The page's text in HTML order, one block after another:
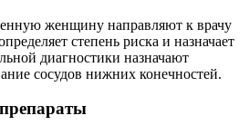
женщину направляют к врачу
степень риска и назначает
диагностики назначают
сосудов нижних конечностей.